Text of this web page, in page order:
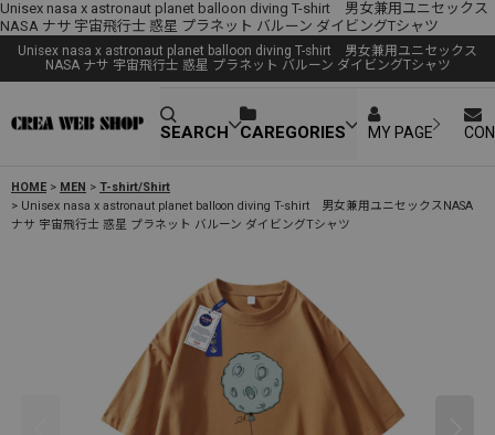
Unisex nasa x astronaut planet balloon diving T-shirt 男女兼用ユニセックス
NASA ナサ 宇宙飛行士 惑星 プラネット バルーン ダイビングTシャツ
Unisex nasa x astronaut planet balloon diving T-shirt 男女兼用ユニセックス
NASA ナサ 宇宙飛行士 惑星 プラネット バルーン ダイビングTシャツ
SEARCH CAREGORIES MY PAGE
HOME > MEN > T-shirt/Shirt
> Unisex nasa x astronaut planet balloon diving T-shirt 男女兼用ユニセックスNASA
ナサ 宇宙飛行士 惑星 プラネット バルーン ダイビングTシャツ